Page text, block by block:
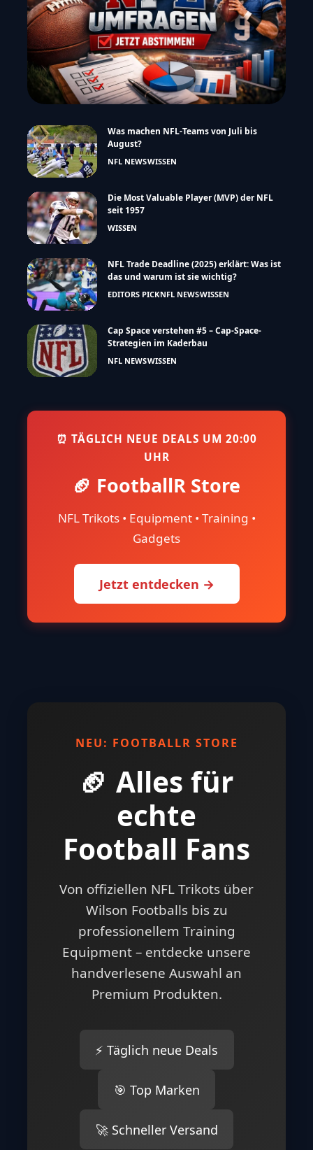
Was machen NFL-Teams von Juli bis
August?
NFL NEWSWISSEN
Die Most Valuable Player (MVP) der NFL
seit 1957
WISSEN
NFL Trade Deadline (2025) erklärt: Was ist
das und warum ist sie wichtig?
EDITORS PICKNFL NEWSWISSEN
Cap Space verstehen #5 – Cap-Space-
Strategien im Kaderbau
NFL NEWSWISSEN
⏰ TÄGLICH NEUE DEALS UM 20:00
UHR
🏈 FootballR Store
NFL Trikots • Equipment • Training •
Gadgets
Jetzt entdecken →
NEU: FOOTBALLR STORE
🏈 Alles für
echte
Football Fans
Von offiziellen NFL Trikots über
Wilson Footballs bis zu
professionellem Training
Equipment – entdecke unsere
handverlesene Auswahl an
Premium Produkten.
⚡ Täglich neue Deals
🎯 Top Marken
🚀 Schneller Versand